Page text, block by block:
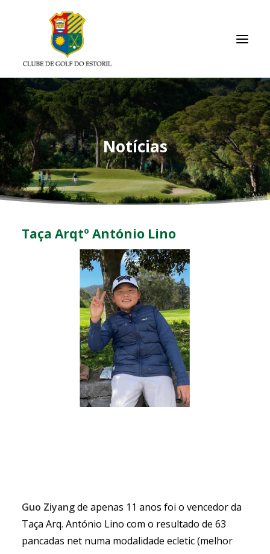
INÍCIO
O CLUBE
ASSOCIADOS / RESULTADOS
TORNEIOS
ACADEMIA
LINKS ÚTEIS
Notícias
Taça Arqtº António Lino
Guo Ziyangde apenas 11 anos foi o vencedor da
Taça Arq. António Lino com o resultado de 63
pancadas net numa modalidade ecletic (melhor